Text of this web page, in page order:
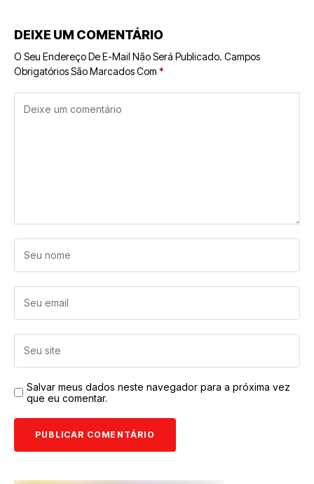
DEIXE UM COMENTÁRIO
O Seu Endereço De E-Mail Não Será Publicado. Campos
Obrigatórios São Marcados Com *
Salvar meus dados neste navegador para a próxima vez
que eu comentar.